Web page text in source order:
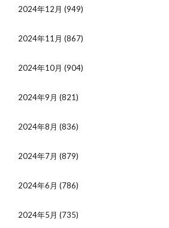
2024年12月 (949)
2024年11月 (867)
2024年10月 (904)
2024年9月 (821)
2024年8月 (836)
2024年7月 (879)
2024年6月 (786)
2024年5月 (735)